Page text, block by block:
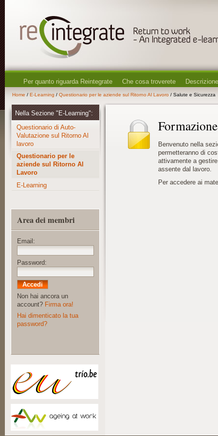
Per quanto riguarda Reintegrate Che cosa troverete
Home / E-Learning / Questionario per le aziende sul Ritorno Al Lavoro / Salute e Sicurezza
Benvenuto nella
permetteranno di
attivamente a
assente dal lavoro.
Per accedere ai
Nella Sezione "E-Learning":
Questionario di Auto-
Valutazione sul Ritorno Al
lavoro
Questionario per le
aziende sul Ritorno Al
Lavoro
E-Learning
Area dei membri
Email:
Password:
Non hai ancora un
account? Firma ora!
Hai dimenticato la tua
password?